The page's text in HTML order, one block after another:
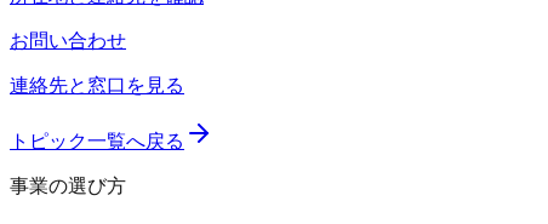
お問い合わせ
連絡先と窓口を見る
トピック一覧へ戻る
事業の選び方